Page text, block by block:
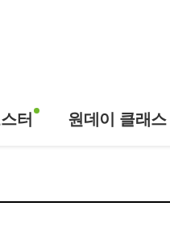
터 원데이 클래스